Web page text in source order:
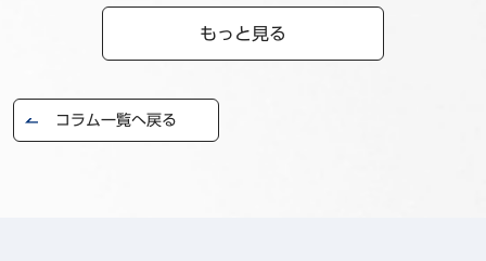
もっと見る
コラム一覧へ戻る